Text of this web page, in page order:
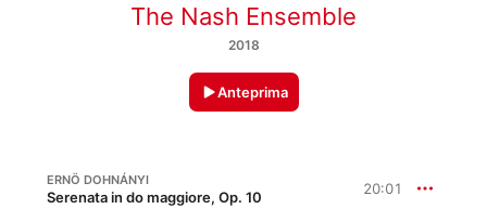
The Nash Ensemble
2018
Anteprima
ERNÖ DOHNÁNYI
Serenata in do maggiore, Op. 10 20:01